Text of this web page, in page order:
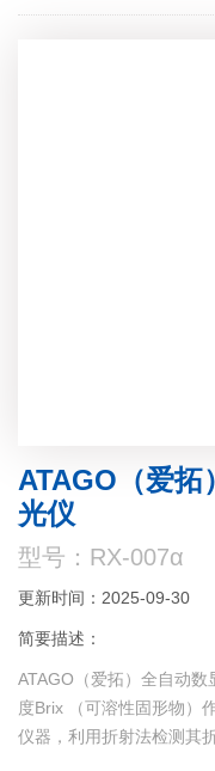
ATAGO（爱拓
光仪
型号：RX-007α
更新时间：2025-09-30
简要描述：
ATAGO（爱拓）全自动
度Brix （可溶性固形物）
仪器，利用折射法检测其